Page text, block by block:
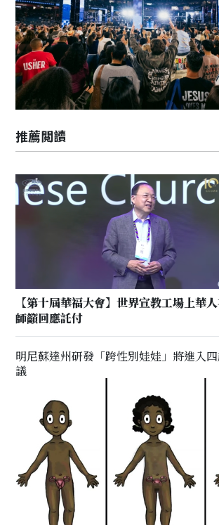
推薦閲讀
【第十屆華福大會】世界宣教工場上華
師籲回應託付
明尼蘇達州研發「跨性別娃娃」將進入
議